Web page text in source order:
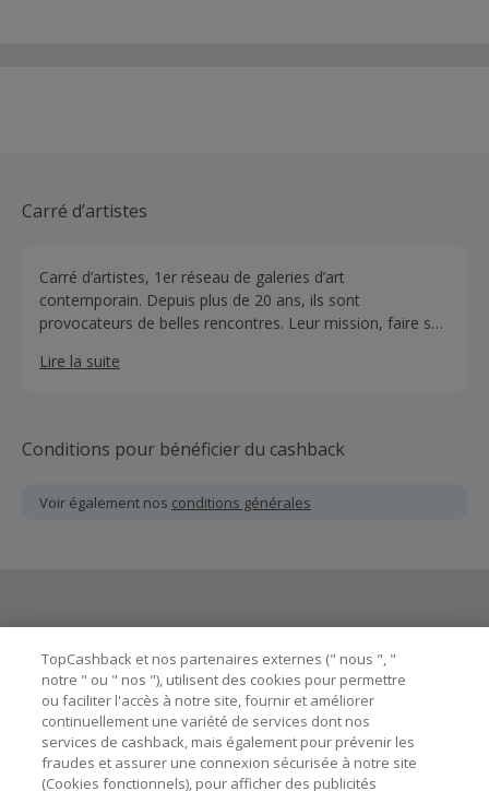
Carré d’artistes
Carré d’artistes, 1er réseau de galeries d’art
contemporain. Depuis plus de 20 ans, ils sont
provocateurs de belles rencontres. Leur mission, faire se
œuvre d’art, et des artistes, qui grâce à leur passion,
œuvres sont uniques, originales et créées par plus de 600
artistes internationaux.
Lire la suite
Conditions pour bénéficier du cashback
Voir également nos conditions générales
Astuces pour économiser
A propos de
TopCashback et nos partenaires externes (" nous ", "
notre " ou " nos "), utilisent des cookies pour permettre
ou faciliter l'accès à notre site, fournir et améliorer
continuellement une variété de services dont nos
services de cashback, mais également pour prévenir les
fraudes et assurer une connexion sécurisée à notre site
(Cookies fonctionnels), pour afficher des publicités